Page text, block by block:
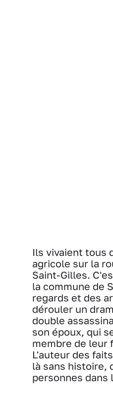
Ils vivaient tous
agricole sur la
Saint-Gilles.
la commune de
regards et des
dérouler un
double
son époux, qui
membre de leur
L'auteur des
là sans histoire,
personnes dans